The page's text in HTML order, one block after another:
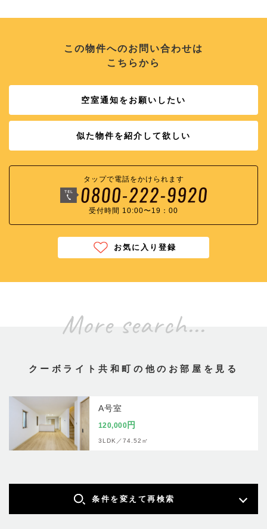
この物件へのお問い合わせは
こちらから
空室通知をお願いしたい
似た物件を紹介して欲しい
お気に入り登録
タップで電話をかけられます
受付時間 10:00〜19：00
More search...
クーボライト共和町の他のお部屋を見る
A号室
120,000円
3LDK／74.52㎡
条件を変えて再検索